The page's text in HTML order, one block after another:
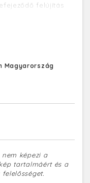
felújítás
Magyarország
nem képezi a
tartalmáért és a